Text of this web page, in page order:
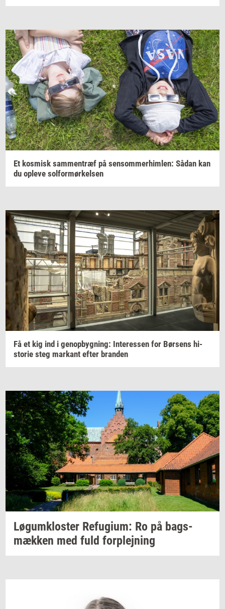
Et kos­misk sam­men­træf på sen­som­mer­him­len: Sådan kan
du op­le­ve sol­for­mør­kel­sen
Få et kig ind i genop­byg­ning: In­ter­es­sen for Bør­sens hi­
sto­rie steg mar­kant efter bran­den
Løgum­klo­ster Re­fu­gi­um: Ro på bags­
mæk­ken med fuld for­plej­ning